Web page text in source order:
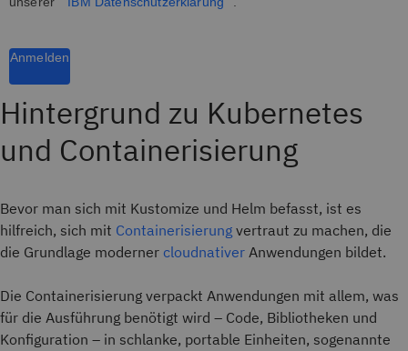
Anmelden
Hintergrund zu Kubernetes
und Containerisierung
Bevor man sich mit Kustomize und Helm befasst, ist es
hilfreich, sich mit Containerisierung vertraut zu machen, die
die Grundlage moderner cloudnativer Anwendungen bildet.
Die Containerisierung verpackt Anwendungen mit allem, was
für die Ausführung benötigt wird – Code, Bibliotheken und
Konfiguration – in schlanke, portable Einheiten, sogenannte